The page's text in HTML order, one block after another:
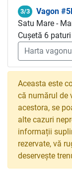
3/3
Vagon
Satu Mare -
Cușetă 6 paturi
Harta
Aceasta este
că numărul de
acestora, se
alte cazuri
informații
rezervate, vă
deservește